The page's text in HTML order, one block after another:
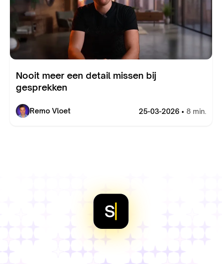
Nooit meer een detail missen bij
gesprekken
Remo Vloet 25-03-2026 • 8 min.